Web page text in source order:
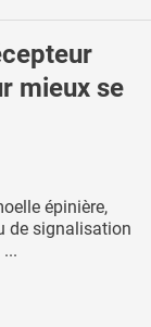
mieux se
épinière,
de signalisation